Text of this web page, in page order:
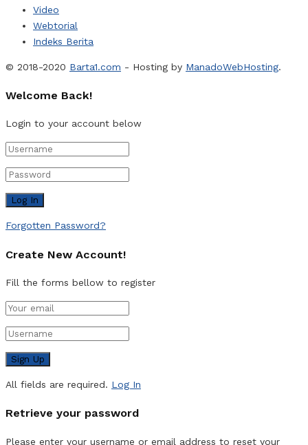
Video
Webtorial
Indeks Berita
© 2018-2020 Barta1.com - Hosting by ManadoWebHosting.
Welcome Back!
Login to your account below
Forgotten Password?
Create New Account!
Fill the forms bellow to register
All fields are required. Log In
Retrieve your password
Please enter your username or email address to reset your